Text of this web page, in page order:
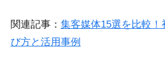
関連記事： 集客媒体15選を比較
び方と活用事例